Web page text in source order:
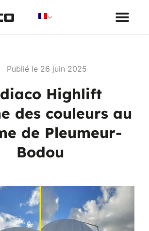
Publié le 26 juin 2025
Highlift
des couleurs au
de Pleumeur-
Bodou